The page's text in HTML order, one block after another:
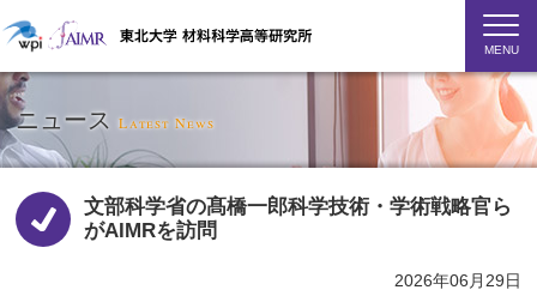
MENU
ニュースLatest News
文部科学省の髙橋一郎科学技術・学術戦略官ら
がAIMRを訪問
2026年06月29日